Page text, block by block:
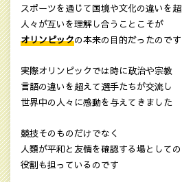
スポーツを通じて国境や文化の違いを
人々が互いを理解し合うことこそが
オリンピックの本来の目的だったのです
実際オリンピックでは時に政治や宗教
言語の違いを超えて選手たちが交流し
世界中の人々に感動を与えてきました
競技そのものだけでなく
人類が平和と友情を確認する場としての
役割も担っているのです